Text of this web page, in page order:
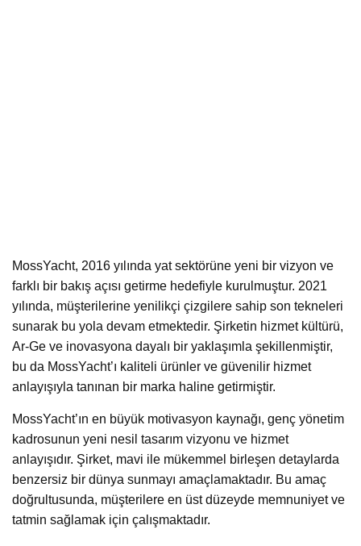
MossYacht, 2016 yılında yat sektörüne yeni bir vizyon ve
farklı bir bakış açısı getirme hedefiyle kurulmuştur. 2021
yılında, müşterilerine yenilikçi çizgilere sahip son tekneleri
sunarak bu yola devam etmektedir. Şirketin hizmet kültürü,
Ar-Ge ve inovasyona dayalı bir yaklaşımla şekillenmiştir,
bu da MossYacht’ı kaliteli ürünler ve güvenilir hizmet
anlayışıyla tanınan bir marka haline getirmiştir.
MossYacht’ın en büyük motivasyon kaynağı, genç yönetim
kadrosunun yeni nesil tasarım vizyonu ve hizmet
anlayışıdır. Şirket, mavi ile mükemmel birleşen detaylarda
benzersiz bir dünya sunmayı amaçlamaktadır. Bu amaç
doğrultusunda, müşterilere en üst düzeyde memnuniyet ve
tatmin sağlamak için çalışmaktadır.